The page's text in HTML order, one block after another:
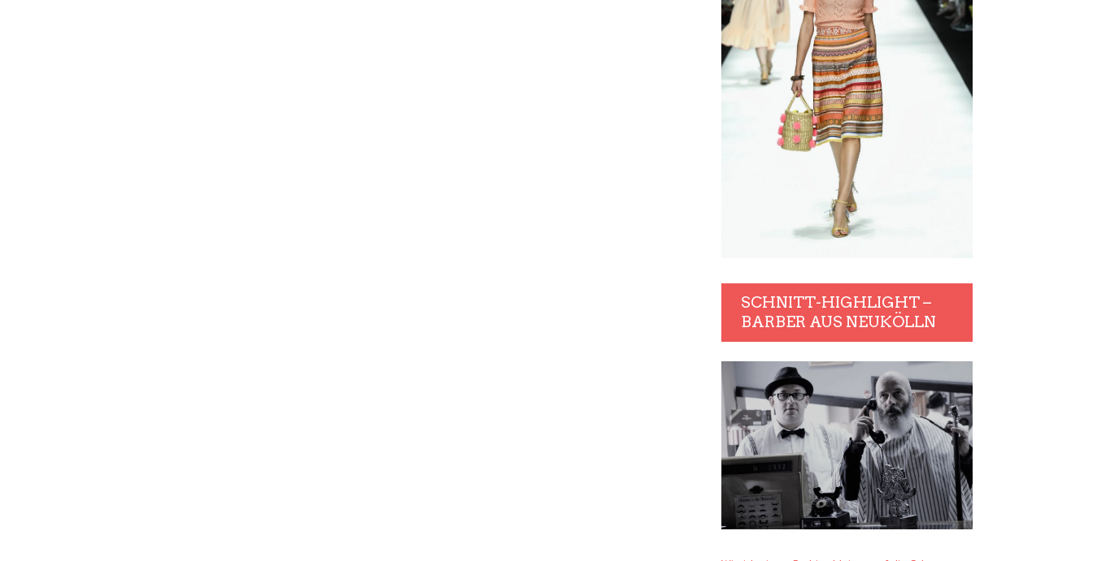
SCHNITT-HIGHLIGHT –
BARBER AUS NEUKÖLLN